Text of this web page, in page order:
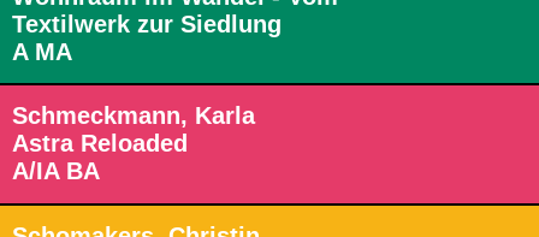
Textilwerk zur Siedlung
A MA
Schmeckmann, Karla
Astra Reloaded
A/IA BA